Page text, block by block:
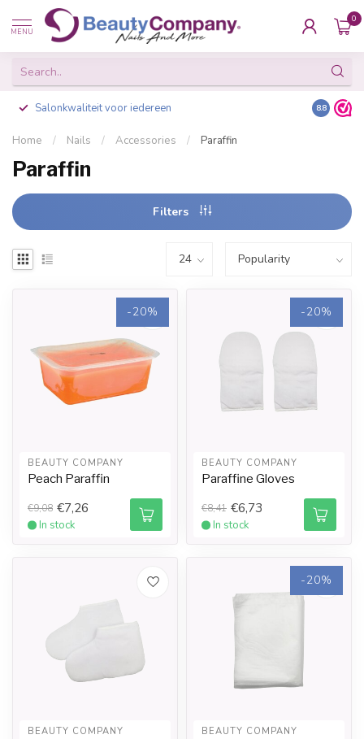
MENU
0
Salonkwaliteit voor iedereen Gratis
8.8
Home / Nails / Accessories / Paraffin
Paraffin
Filters
-20%
BEAUTY COMPANY
Peach Paraffin
€9,08 €7,26
In stock
-20%
BEAUTY COMPANY
Paraffine Gloves
€8,41 €6,73
In stock
BEAUTY COMPANY
-20%
BEAUTY COMPANY